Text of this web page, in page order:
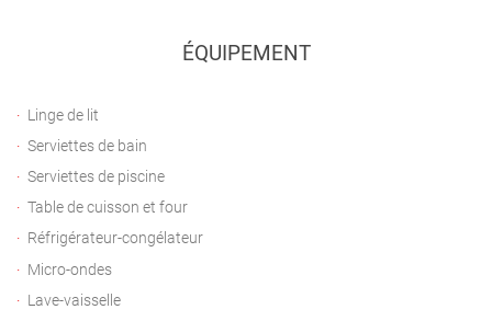
ÉQUIPEMENT
Linge de lit
Serviettes de bain
Serviettes de piscine
Table de cuisson et four
Réfrigérateur-congélateur
Micro-ondes
Lave-vaisselle